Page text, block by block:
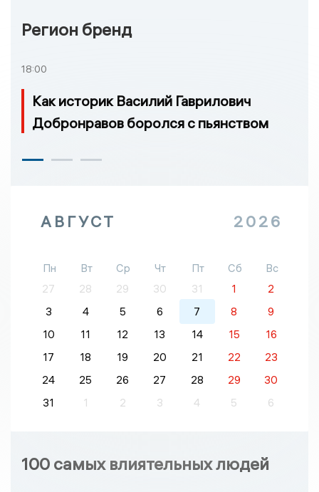
Регион бренд
18:00
Как историк Василий Гаврилович
Добронравов боролся с пьянством
АВГУСТ 2026
Пн Вт Ср Чт Пт Сб
Вс
27
28 29 30 31 1
2
3
4 5 6 7 8
9
10
11 12 13 14 15
16
17
18 19 20 21 22
23
24
25 26 27 28 29
30
31
1 2 3 4 5 6
100 самых влиятельных людей